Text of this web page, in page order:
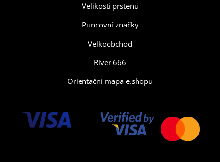
Velikosti prstenů
Puncovní značky
Velkoobchod
River 666
Orientační mapa e.shopu